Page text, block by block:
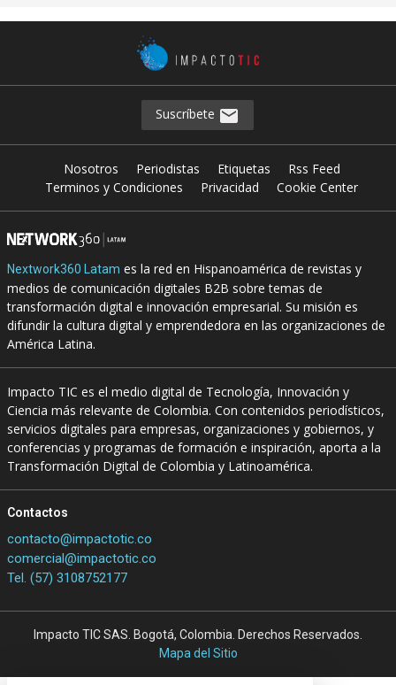
Suscríbete
Nosotros Periodistas Etiquetas
Rss Feed
Terminos y Condiciones
Privacidad Cookie Center
Nextwork360 Latam es la red en Hispanoamérica de revistas y
medios de comunicación digitales B2B sobre temas de
transformación digital e innovación empresarial. Su misión es
difundir la cultura digital y emprendedora en las organizaciones de
América Latina.
Impacto TIC es el medio digital de Tecnología, Innovación y
Ciencia más relevante de Colombia. Con contenidos periodísticos,
servicios digitales para empresas, organizaciones y gobiernos, y
conferencias y programas de formación e inspiración, aporta a la
Transformación Digital de Colombia y Latinoamérica.
Contactos
contacto@impactotic.co
comercial@impactotic.co
Tel. (57) 3108752177
Impacto TIC SAS. Bogotá, Colombia. Derechos Reservados.
Mapa del Sitio